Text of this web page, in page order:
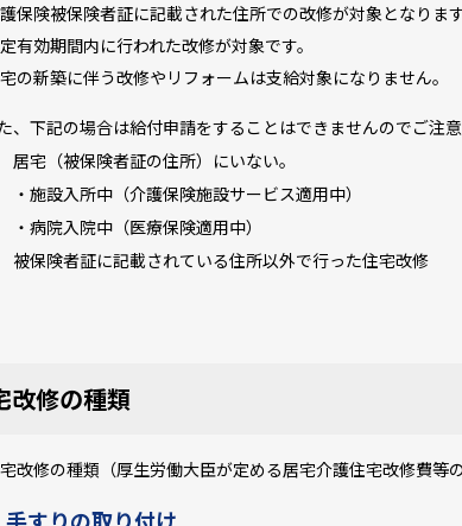
保険被保険者証に記載された住所での改修が対象となります
有効期間内に行われた改修が対象です。
の新築に伴う改修やリフォームは支給対象になりません。
、下記の場合は給付申請をすることはできませんのでご注意
宅（被保険者証の住所）にいない。
設入所中（介護保険施設サービス適用中）
院入院中（医療保険適用中）
保険者証に記載されている住所以外で行った住宅改修
改修の種類
改修の種類（厚生労働大臣が定める居宅介護住宅改修費等